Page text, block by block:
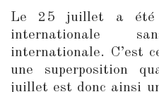
Le 25 juillet a été
internationale
internationale. C’est
une superposition
juillet est donc ainsi